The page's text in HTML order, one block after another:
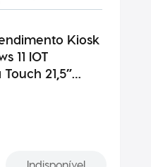
Kiosk
11 IOT
21,5”
de Presença
S